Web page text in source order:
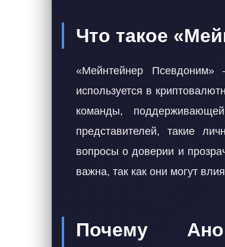
Что такое
«Мейнтейнер
используется в
команды,
представителей, такие
вопросы о доверии и
важна, так как они могут
Почему